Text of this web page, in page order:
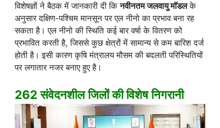
विशेषज्ञों ने बैठक में जानकारी दी किनवीनतम जलवायु मॉडलके
अनुसार दक्षिण-पश्चिम मानसून पर एल नीनो का प्रभाव बना रह
सकता है। एल नीनो की स्थिति कई बार वर्षा के वितरण को
प्रभावित करती है, जिससे कुछ क्षेत्रों में सामान्य से कम बारिश दर्ज
होती है। इसी कारण कृषि मंत्रालय मौसम की बदलती परिस्थितियों
पर लगातार नजर बनाए हुए है।
262 संवेदनशील जिलों की विशेष निगरानी